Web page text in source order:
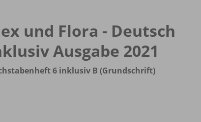
und Flora - Deutsch
Ausgabe 2021
6 inklusiv B (Grundschrift)